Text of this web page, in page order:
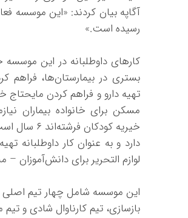
رسیده است.»
کارهای داوطلبانه در این
بستری در بیمارستان‌ها،
تهیه دارو و فراهم کردن مایحتاج
مسکن برای خانواده بیماران
خیریه
دارد و به عنوان کار داوطلبانه
لوازم التحریر برای دانش‌آموزان
این موسسه شامل چهار تیم
بازسازی، تیم کارناوال شادی و